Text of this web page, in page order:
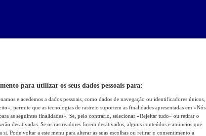
para utilizar os seus dados pessoais para:
e acedemos a dados pessoais, como dados de navegação ou identificadores únicos,
permite que as tecnologias de rastreio suportem as finalidades apresentadas em «Nós
as seguintes finalidades». Se, pelo contrário, selecionar «Rejeitar tudo» ou retirar o
desativadas. Se os rastreadores forem desativados, alguns conteúdos e anúncios que
si. Pode voltar a este menu para alterar as suas escolhas ou retirar o consentimento a